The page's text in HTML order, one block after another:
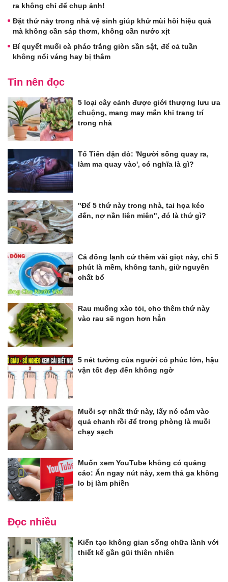
ra không chỉ để chụp ảnh!
Đặt thứ này trong nhà vệ sinh giúp khử mùi hôi hiệu quả
mà không cần sáp thơm, không cần nước xịt
Bí quyết muối cà pháo trắng giòn sần sật, để cả tuần
không nổi váng hay bị thâm
Tin nên đọc
5 loại cây cảnh được giới thượng lưu ưa
chuộng, mang may mắn khi trang trí
trong nhà
Tổ Tiên dặn dò: 'Người sống quay ra,
làm ma quay vào', có nghĩa là gì?
"Để 5 thứ này trong nhà, tai họa kéo
đến, nợ nần liên miên", đó là thứ gì?
Cá đông lạnh cứ thêm vài giọt này, chỉ 5
phút là mềm, không tanh, giữ nguyên
chất bổ
Rau muống xào tỏi, cho thêm thứ này
vào rau sẽ ngon hơn hẳn
5 nét tướng của người có phúc lớn, hậu
vận tốt đẹp đến không ngờ
Muỗi sợ nhất thứ này, lấy nó cắm vào
quả chanh rồi để trong phòng là muỗi
chạy sạch
Muốn xem YouTube không có quảng
cáo: Ấn ngay nút này, xem thả ga không
lo bị làm phiền
Đọc nhiều
Kiến tạo không gian sống chữa lành với
thiết kế gần gũi thiên nhiên